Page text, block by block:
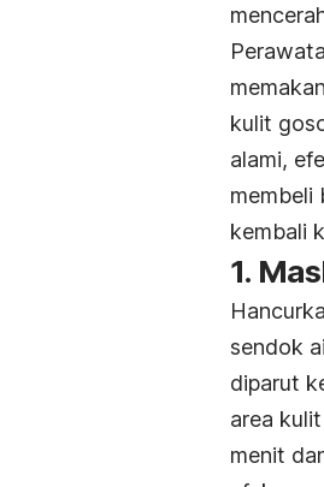
kulit
alami,
membeli
kembali
1.
sendok
diparut
area
menit